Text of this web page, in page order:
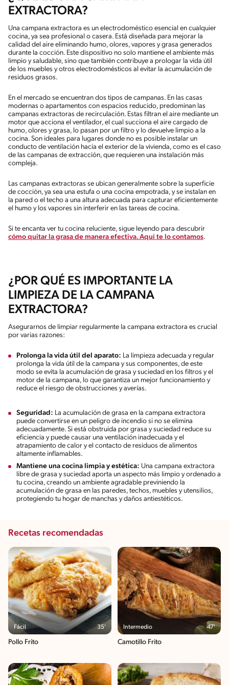
EXTRACTORA?
Una campana extractora es un electrodoméstico esencial en cualquier
cocina, ya sea profesional o casera. Está diseñada para mejorar la
calidad del aire eliminando humo, olores, vapores y grasa generados
durante la cocción. Este dispositivo no solo mantiene el ambiente más
limpio y saludable, sino que también contribuye a prologar la vida útil
de los muebles y otros electrodomésticos al evitar la acumulación de
residuos grasos.
En el mercado se encuentran dos tipos de campanas. En las casas
modernas o apartamentos con espacios reducido, predominan las
campanas extractoras de recirculación. Estas filtran el aire mediante un
motor que acciona el ventilador, el cual succiona el aire cargado de
humo, olores y grasa, lo pasan por un filtro y lo devuelve limpio a la
cocina. Son ideales para lugares donde no es posible instalar un
conducto de ventilación hacia el exterior de la vivienda, como es el caso
de las campanas de extracción, que requieren una instalación más
compleja.
Las campanas extractoras se ubican generalmente sobre la superficie
de cocción, ya sea una estufa o una cocina empotrada, y se instalan en
la pared o el techo a una altura adecuada para capturar eficientemente
el humo y los vapores sin interferir en las tareas de cocina.
Si te encanta ver tu cocina reluciente, sigue leyendo para descubrir
cómo quitar la grasa de manera efectiva. Aquí te lo contamos.
¿POR QUÉ ES IMPORTANTE LA
LIMPIEZA DE LA CAMPANA
EXTRACTORA?
Asegurarnos de limpiar regularmente la campana extractora es crucial
por varias razones:
Prolonga la vida útil del aparato: La limpieza adecuada y regular
prolonga la vida útil de la campana y sus componentes, de este
modo se evita la acumulación de grasa y suciedad en los filtros y el
motor de la campana, lo que garantiza un mejor funcionamiento y
reduce el riesgo de obstrucciones y averías.
Seguridad: La acumulación de grasa en la campana extractora
puede convertirse en un peligro de incendio si no se elimina
adecuadamente. Si está obstruida por grasa y suciedad reduce su
eficiencia y puede causar una ventilación inadecuada y el
atrapamiento de calor y el contacto de residuos de alimentos
altamente inflamables.
Mantiene una cocina limpia y estética: Una campana extractora
libre de grasa y suciedad aporta un aspecto más limpio y ordenado a
tu cocina, creando un ambiente agradable previniendo la
acumulación de grasa en las paredes, techos, muebles y utensilios,
protegiendo tu hogar de manchas y daños antiestéticos.
Recetas recomendadas
Fácil 35'
Pollo Frito
Intermedio 47'
Camotillo Frito